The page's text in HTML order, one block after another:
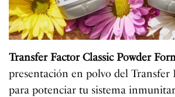
Transfer Factor Classic Powder
presentación en polvo del Transfer
para potenciar tu sistema